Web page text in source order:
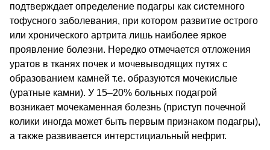
подтверждает определение подагры как системного
тофусного заболевания, при котором развитие острого
или хронического артрита лишь наиболее яркое
проявление болезни. Нередко отмечается отложения
уратов в тканях почек и мочевыводящих путях с
образованием камней т.е. образуются мочекислые
(уратные камни). У 15–20% больных подагрой
возникает мочекаменная болезнь (приступ почечной
колики иногда может быть первым признаком подагры),
а также развивается интерстициальный нефрит.